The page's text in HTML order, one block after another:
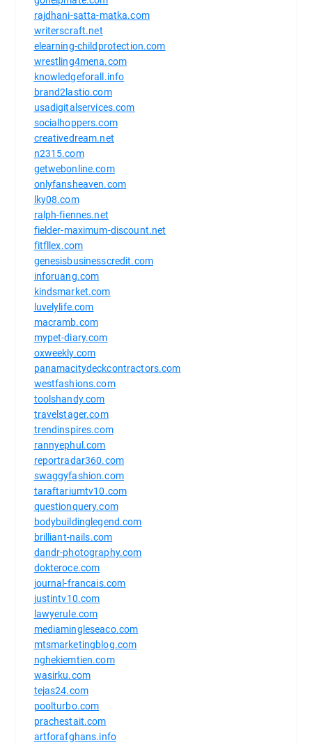
rajdhani-satta-matka.com
writerscraft.net
elearning-childprotection.com
wrestling4mena.com
knowledgeforall.info
brand2lastio.com
usadigitalservices.com
socialhoppers.com
creativedream.net
n2315.com
getwebonline.com
onlyfansheaven.com
lky08.com
ralph-fiennes.net
fielder-maximum-discount.net
fitfllex.com
genesisbusinesscredit.com
inforuang.com
kindsmarket.com
luvelylife.com
macramb.com
mypet-diary.com
oxweekly.com
panamacitydeckcontractors.com
westfashions.com
toolshandy.com
travelstager.com
trendinspires.com
rannyephul.com
reportradar360.com
swaggyfashion.com
taraftariumtv10.com
questionquery.com
bodybuildinglegend.com
brilliant-nails.com
dandr-photography.com
dokteroce.com
journal-francais.com
justintv10.com
lawyerule.com
mediamingleseaco.com
mtsmarketingblog.com
nghekiemtien.com
wasirku.com
tejas24.com
poolturbo.com
prachestait.com
artforafghans.info